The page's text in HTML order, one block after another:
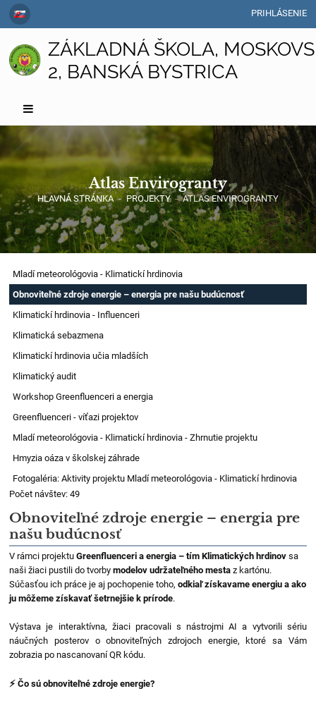
PRIHLÁSENIE
ZÁKLADNÁ ŠKOLA,
2, BANSKÁ BYSTRICA
Atlas Envirogranty
HLAVNÁ STRÁNKA - PROJEKTY - ATLAS ENVIROGRANTY
Mladí meteorológovia - Klimatickí hrdinovia
Obnoviteľné zdroje energie – energia pre našu budúcnosť
Klimatickí hrdinovia - Influenceri
Klimatická sebazmena
Klimatickí hrdinovia učia mladších
Klimatický audit
Workshop Greenfluenceri a energia
Greenfluenceri - víťazi projektov
Mladí meteorológovia - Klimatickí hrdinovia - Zhrnutie projektu
Hmyzia oáza v školskej záhrade
Fotogaléria: Aktivity projektu Mladí meteorológovia - Klimatickí hrdinovia
Počet návštev: 49
Obnoviteľné zdroje energie – energia pre
našu budúcnosť
V rámci projektuGreenfluenceri a energia – tím Klimatických hrdinov sa
naši žiaci pustili do tvorbymodelov udržateľného mesta z kartónu.
Súčasťou ich práce je aj pochopenie toho,odkiaľ získavame energiu a ako
ju môžeme získavať šetrnejšie k prírode.
Výstava je interaktívna, žiaci pracovali s nástrojmi AI a vytvorili sériu
náučných posterov o obnoviteľných zdrojoch energie, ktoré sa Vám
zobrazia po nascanovaní QR kódu.
⚡ Čo sú obnoviteľné zdroje energie?